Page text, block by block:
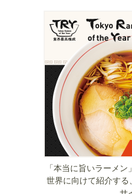
「本当に旨いラーメ
世界に向けて紹介する